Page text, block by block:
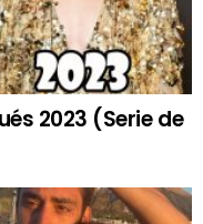
2023 (Serie de